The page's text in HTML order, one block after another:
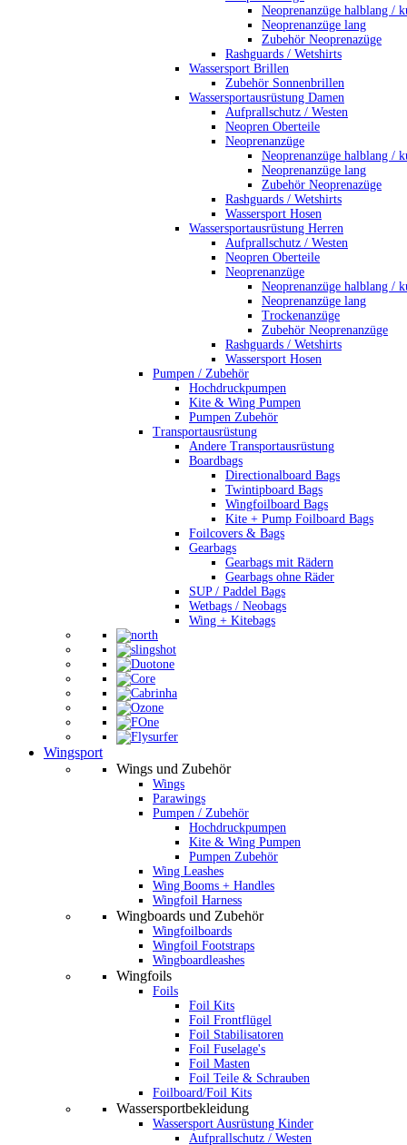
Neoprenanzüge halblang /
Neoprenanzüge lang
Zubehör Neoprenazüge
Rashguards / Wetshirts
Wassersport Brillen
Zubehör Sonnenbrillen
Wassersportausrüstung Damen
Aufprallschutz / Westen
Neopren Oberteile
Neoprenanzüge
Neoprenanzüge halblang /
Neoprenanzüge lang
Zubehör Neoprenazüge
Rashguards / Wetshirts
Wassersport Hosen
Wassersportausrüstung Herren
Aufprallschutz / Westen
Neopren Oberteile
Neoprenanzüge
Neoprenanzüge halblang /
Neoprenanzüge lang
Trockenanzüge
Zubehör Neoprenanzüge
Rashguards / Wetshirts
Wassersport Hosen
Pumpen / Zubehör
Hochdruckpumpen
Kite & Wing Pumpen
Pumpen Zubehör
Transportausrüstung
Andere Transportausrüstung
Boardbags
Directionalboard Bags
Twintipboard Bags
Wingfoilboard Bags
Kite + Pump Foilboard Bags
Foilcovers & Bags
Gearbags
Gearbags mit Rädern
Gearbags ohne Räder
SUP / Paddel Bags
Wetbags / Neobags
Wing + Kitebags
Wingsport
Wings und Zubehör
Wings
Parawings
Pumpen / Zubehör
Hochdruckpumpen
Kite & Wing Pumpen
Pumpen Zubehör
Wing Leashes
Wing Booms + Handles
Wingfoil Harness
Wingboards und Zubehör
Wingfoilboards
Wingfoil Footstraps
Wingboardleashes
Wingfoils
Foils
Foil Kits
Foil Frontflügel
Foil Stabilisatoren
Foil Fuselage's
Foil Masten
Foil Teile & Schrauben
Foilboard/Foil Kits
Wassersportbekleidung
Wassersport Ausrüstung Kinder
Aufprallschutz / Westen